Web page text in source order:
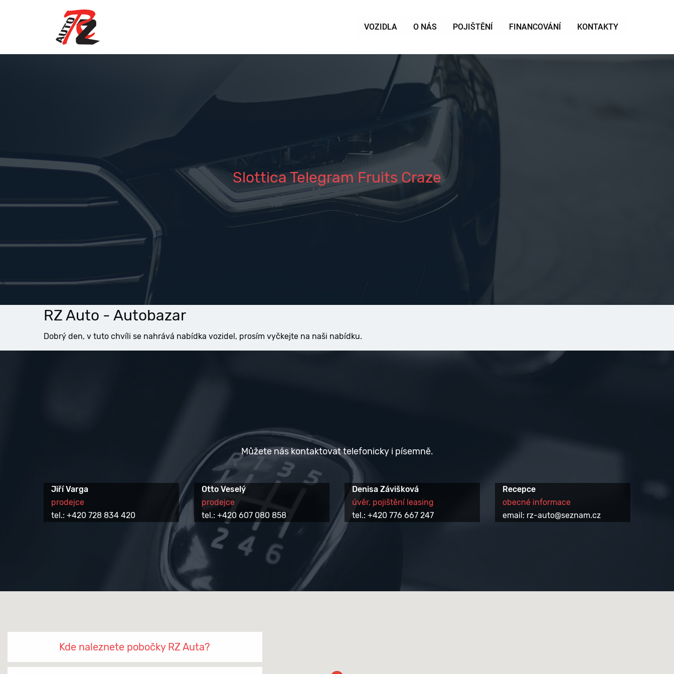
VOZIDLA O NÁS POJIŠTĚNÍ FINANCOVÁNÍ KONTAKTY
Slottica Telegram Fruits Craze
RZ Auto - Autobazar
Dobrý den, v tuto chvíli se nahrává nabídka vozidel, prosím vyčkejte na naši nabídku.
Můžete nás kontaktovat telefonicky i písemně.
Jiří Varga
prodejce
tel.: +420 728 834 420
Otto Veselý
prodejce
tel.: +420 607 080 858
Denisa Závišková
úvěr, pojištění leasing
tel.: +420 776 667 247
Recepce
obecné informace
email: rz-auto@seznam.cz
Kde naleznete pobočky RZ Auta?